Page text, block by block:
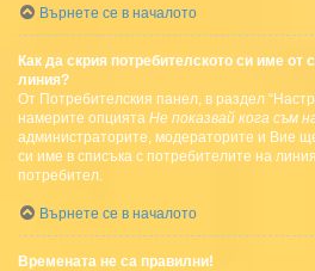
Върнете се в началото
Как да скрия потребителското си име от
линия?
От Потребителския панел, в раздел
намерите опцията Не показвай кога съм
администраторите, модераторите и Вие
си име в списъка с потребителите на
потребител.
Върнете се в началото
Времената не са правилни!